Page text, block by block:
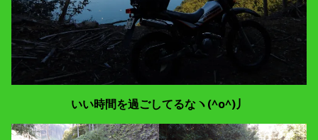
いい時間を過ごしてるなヽ(^o^)丿